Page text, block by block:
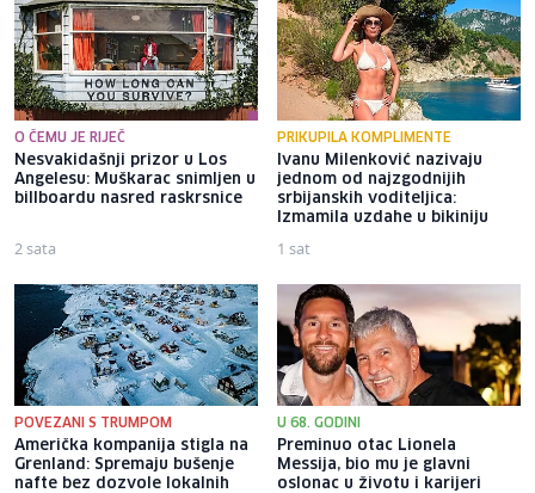
O ČEMU JE RIJEČ
Nesvakidašnji prizor u Los
Angelesu: Muškarac snimljen u
billboardu nasred raskrsnice
2 sata
PRIKUPILA KOMPLIMENTE
Ivanu Milenković nazivaju
jednom od najzgodnijih
srbijanskih voditeljica:
Izmamila uzdahe u bikiniju
1 sat
POVEZANI S TRUMPOM
Američka kompanija stigla na
Grenland: Spremaju bušenje
nafte bez dozvole lokalnih
U 68. GODINI
Preminuo otac Lionela
Messija, bio mu je glavni
oslonac u životu i karijeri